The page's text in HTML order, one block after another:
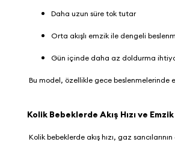
Daha uzun süre tok tutar
Orta akışlı emzik ile dengeli
Gün içinde daha az doldurma
Bu model, özellikle gece beslenmelerinde
Kolik Bebeklerde Akış Hızı ve
Kolik bebeklerde akış hızı, gaz